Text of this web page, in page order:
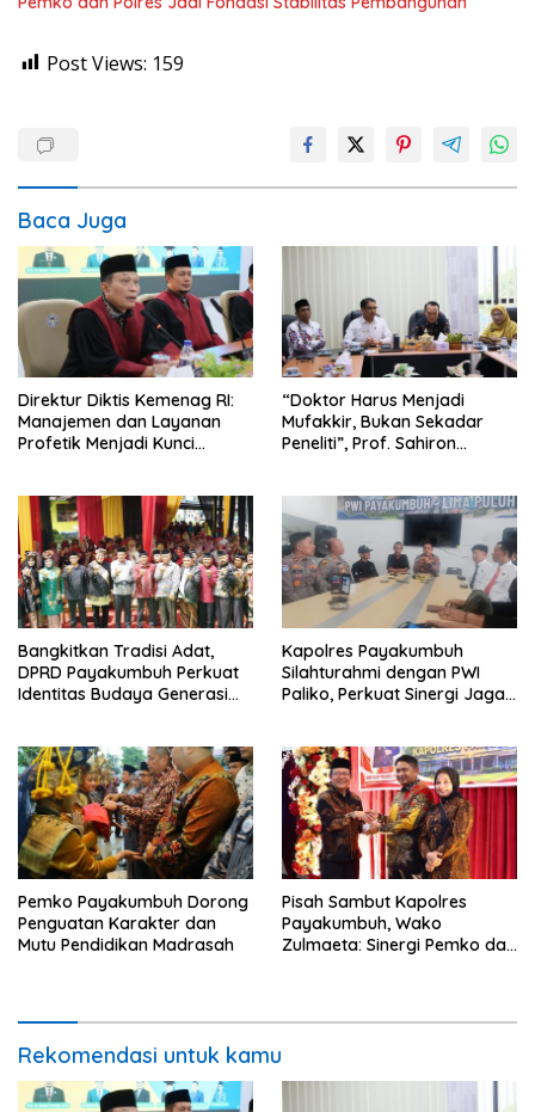
Post Views: 159
Baca Juga
Direktur Diktis Kemenag RI:
Manajemen dan Layanan
Profetik Menjadi Kunci
Kampus Bereputasi Global
“Doktor Harus Menjadi
Mufakkir, Bukan Sekadar
Peneliti”, Prof. Sahiron
Bangkitkan Tradisi Adat,
DPRD Payakumbuh Perkuat
Identitas Budaya Generasi
Kapolres Payakumbuh
Silahturahmi dengan PWI
Paliko, Perkuat Sinergi Jaga
Pemko Payakumbuh Dorong
Penguatan Karakter dan
Mutu Pendidikan Madrasah
Pisah Sambut Kapolres
Payakumbuh, Wako
Zulmaeta: Sinergi Pemko dan
Rekomendasi untuk kamu